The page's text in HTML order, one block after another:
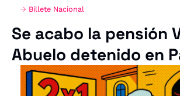
→ Billete Nacional
Se acabo la pensión
Abuelo detenido en